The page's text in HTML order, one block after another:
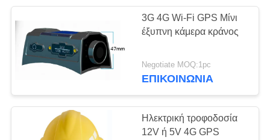
Ψηφιακή κάμερα
νυχτερινής όρασης
22
3G 4G Wi-Fi GPS Μίνι
έξυπνη κάμερα κράνος
Negotiate MOQ:1pc
ΕΠΙΚΟΙΝΩΝΊΑ
Ηλεκτρική τροφοδοσία
12V ή 5V 4G GPS